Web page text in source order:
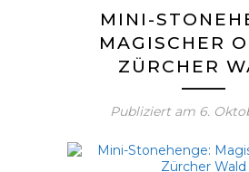
MINI-
MAGISCHER
ZÜRCHER
Publiziert am 6.